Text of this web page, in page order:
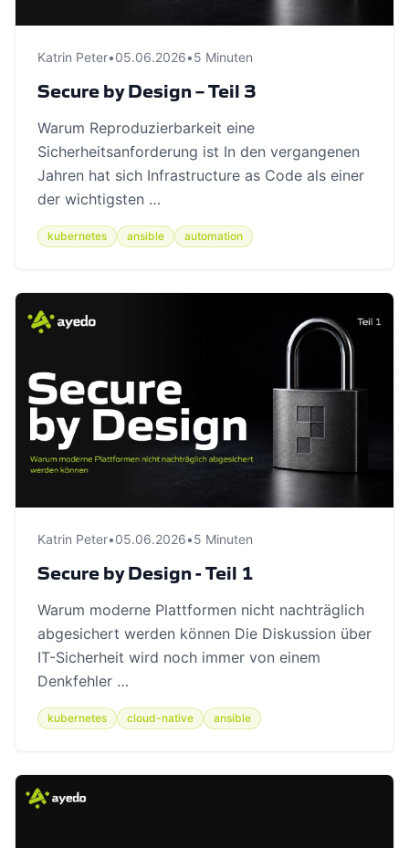
Katrin Peter•05.06.2026•5 Minuten
Secure by Design – Teil 3
Warum Reproduzierbarkeit eine
Sicherheitsanforderung ist In den vergangenen
Jahren hat sich Infrastructure as Code als einer
der wichtigsten …
kubernetes ansible automation
Katrin Peter•05.06.2026•5 Minuten
Secure by Design - Teil 1
Warum moderne Plattformen nicht nachträglich
abgesichert werden können Die Diskussion über
IT-Sicherheit wird noch immer von einem
Denkfehler …
kubernetes cloud-native ansible